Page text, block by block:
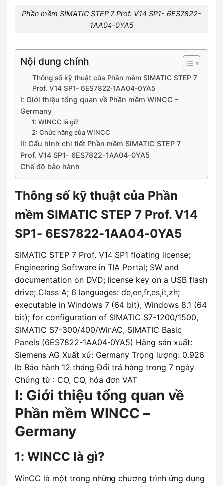
Phần mềm SIMATIC STEP 7 Prof. V14 SP1- 6ES7822-
1AA04-0YA5
Nội dung chính
Thông số kỹ thuật của Phần mềm SIMATIC STEP 7
Prof. V14 SP1- 6ES7822-1AA04-0YA5
I: Giới thiệu tổng quan về Phần mềm WINCC –
Germany
1: WINCC là gì?
2: Chức năng của WINCC
II: Cấu hình chi tiết Phần mềm SIMATIC STEP 7
Prof. V14 SP1- 6ES7822-1AA04-0YA5
Chế độ bảo hành
Thông số kỹ thuật của Phần
mềm SIMATIC STEP 7 Prof. V14
SP1- 6ES7822-1AA04-0YA5
SIMATIC STEP 7 Prof. V14 SP1 floating license;
Engineering Software in TIA Portal; SW and
documentation on DVD; license key on a USB flash
drive; Class A; 6 languages: de,en,fr,es,it,zh;
executable in Windows 7 (64 bit), Windows 8.1 (64
bit); for configuration of SIMATIC S7-1200/1500,
SIMATIC S7-300/400/WinAC, SIMATIC Basic
Panels (6ES7822-1AA04-0YA5) Hãng sản xuất:
Siemens AG Xuất xứ: Germany Trọng lượng: 0.926
lb Bảo hành 12 tháng Đổi trả hàng trong 7 ngày
Chứng từ : CO, CQ, hóa đơn VAT
I: Giới thiệu tổng quan về
Phần mềm WINCC –
Germany
1: WINCC là gì?
WinCC là một trong những chương trình ứng dụng